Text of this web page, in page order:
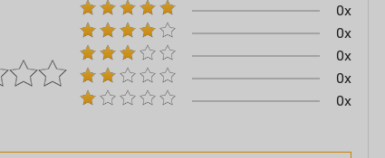
0x
0x
0x
0x
0x